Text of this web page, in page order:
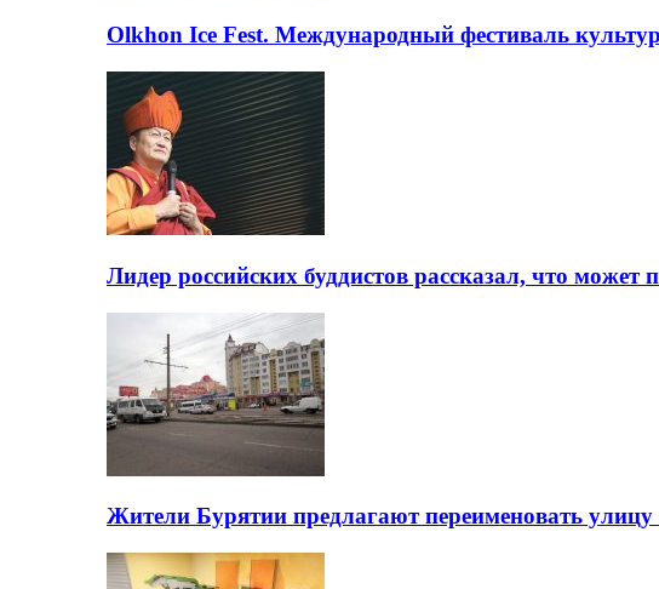
Olkhon Ice Fest. Международный фестиваль
Лидер российских буддистов рассказал, что может
Жители Бурятии предлагают переименовать